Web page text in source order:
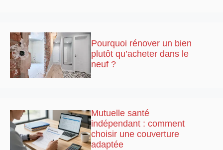
Pourquoi rénover un bien
plutôt qu’acheter dans le
neuf ?
Mutuelle santé
indépendant : comment
choisir une couverture
adaptée